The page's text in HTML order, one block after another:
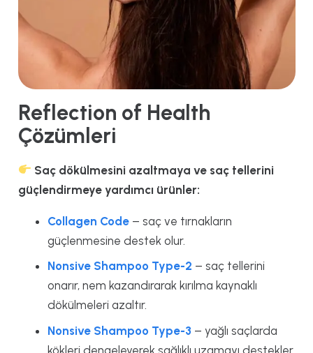
Reflection of Health
Çözümleri
Saç dökülmesini azaltmaya ve saç tellerini
güçlendirmeye yardımcı ürünler:
Collagen Code – saç ve tırnakların
güçlenmesine destek olur.
Nonsive Shampoo Type-2 – saç tellerini
onarır, nem kazandırarak kırılma kaynaklı
dökülmeleri azaltır.
Nonsive Shampoo Type-3 – yağlı saçlarda
kökleri dengeleyerek sağlıklı uzamayı destekler.